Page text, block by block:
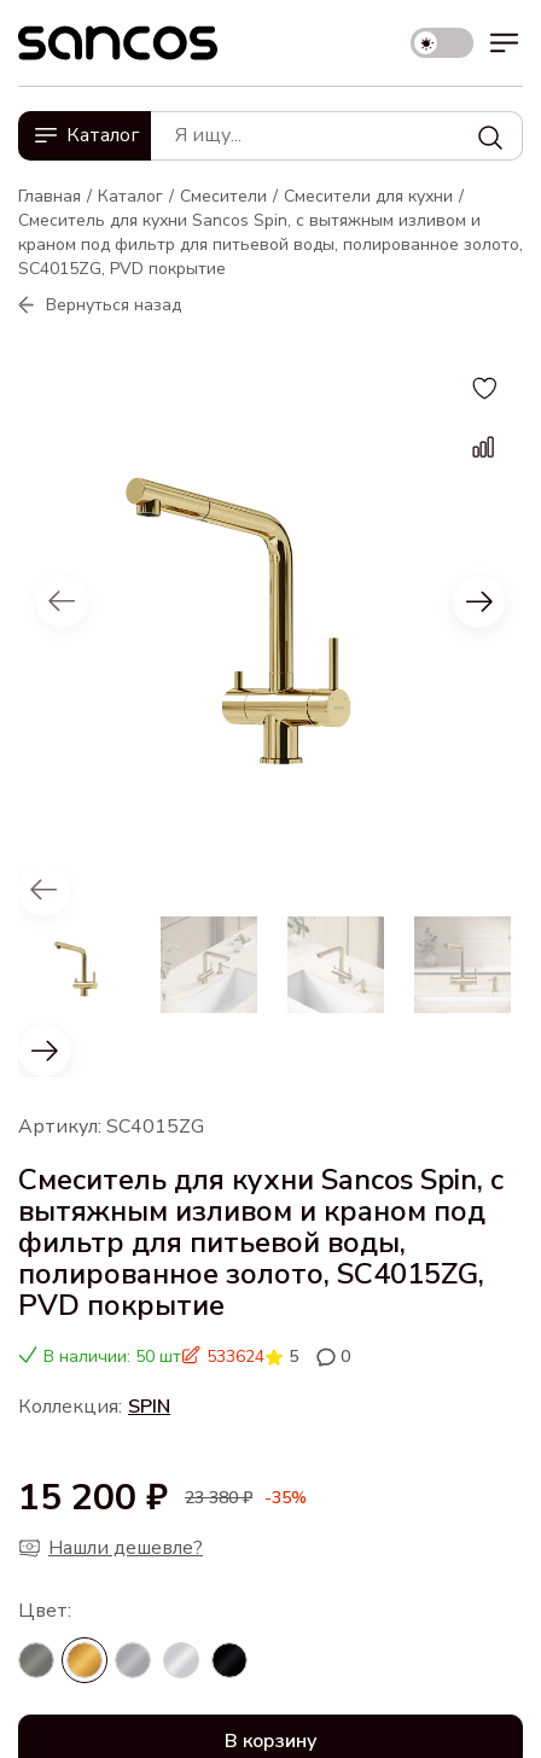
Каталог
Главная Каталог Смесители
Смесители для кухни
Смеситель для кухни Sancos Spin, с вытяжным изливом и
краном под фильтр для питьевой воды, полированное золото,
SC4015ZG, PVD покрытие
Вернуться назад
Артикул: SC4015ZG
Смеситель для кухни Sancos Spin, с
вытяжным изливом и краном под
фильтр для питьевой воды,
полированное золото, SC4015ZG,
PVD покрытие
В наличии: 50 шт 533624 5 0
Коллекция: SPIN
15 200 ₽ 23 380 ₽ -35%
Нашли дешевле?
В корзину